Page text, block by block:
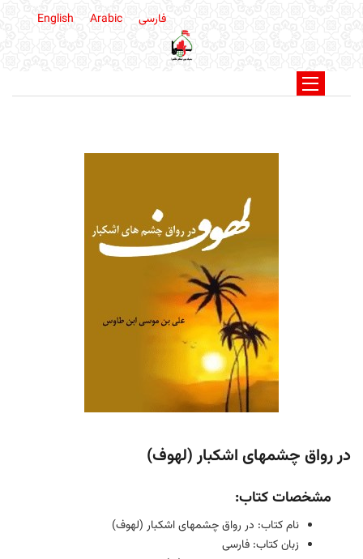
فارسی English Arabic
در رواق چشمهای اشکبار (لهوف)
مشخصات کتاب:
نام کتاب: در رواق چشمهای اشکبار (لهوف)
زبان کتاب: فارسی